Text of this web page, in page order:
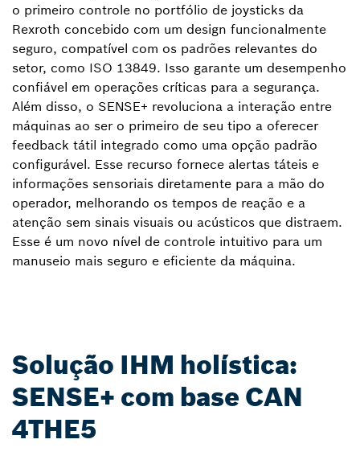
o primeiro controle no portfólio de joysticks da
Rexroth concebido com um design funcionalmente
seguro, compatível com os padrões relevantes do
setor, como ISO 13849. Isso garante um desempenho
confiável em operações críticas para a segurança.
Além disso, o SENSE+ revoluciona a interação entre
máquinas ao ser o primeiro de seu tipo a oferecer
feedback tátil integrado como uma opção padrão
configurável. Esse recurso fornece alertas táteis e
informações sensoriais diretamente para a mão do
operador, melhorando os tempos de reação e a
atenção sem sinais visuais ou acústicos que distraem.
Esse é um novo nível de controle intuitivo para um
manuseio mais seguro e eficiente da máquina.
Solução IHM holística:
SENSE+ com base CAN
4THE5